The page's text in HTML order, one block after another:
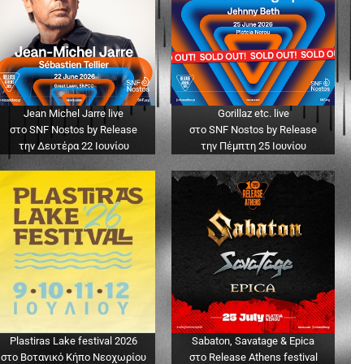
Jean Michel Jarre live
στο SNF Nostos by Release
την Δευτέρα 22 Ιουνίου
Gorillaz etc. live
στο SNF Nostos by Release
την Πέμπτη 25 Ιουνίου
Plastiras Lake festival 2026
στο Βοτανικό Κήπο Νεοχωρίου
Sabaton, Savatage & Epica
στο Release Athens festival